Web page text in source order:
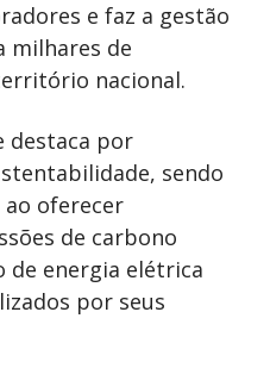
e faz a gestão
milhares de
nacional.
destaca por
sendo
oferecer
de carbono
de energia elétrica
por seus